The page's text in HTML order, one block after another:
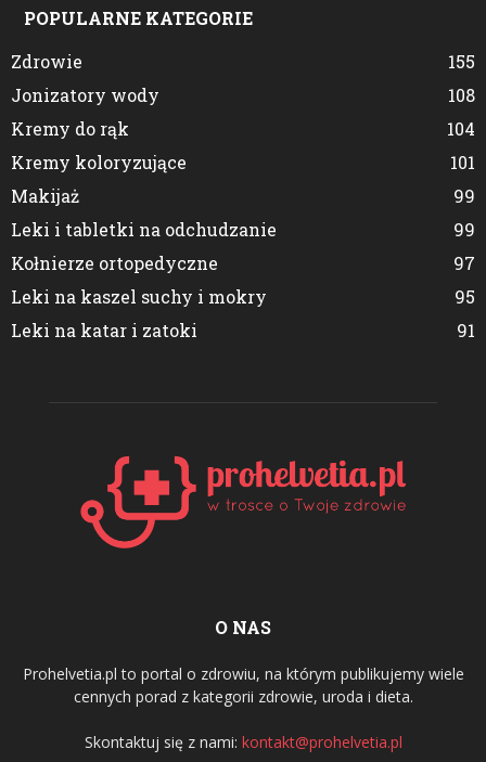
POPULARNE KATEGORIE
Zdrowie
155
Jonizatory wody
108
Kremy do rąk
104
Kremy koloryzujące
101
Makijaż
99
Leki i tabletki na odchudzanie
99
Kołnierze ortopedyczne
97
Leki na kaszel suchy i mokry
95
Leki na katar i zatoki
91
O NAS
Prohelvetia.pl to portal o zdrowiu, na którym publikujemy wiele
cennych porad z kategorii zdrowie, uroda i dieta.
Skontaktuj się z nami: kontakt@prohelvetia.pl